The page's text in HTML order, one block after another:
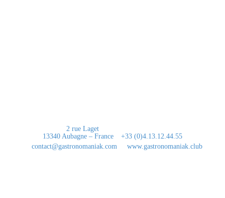
2 rue Laget
13340 Aubagne – France
+33 (0)4.13.12.44.55
contact@gastronomaniak.com
www.gastronomaniak.club